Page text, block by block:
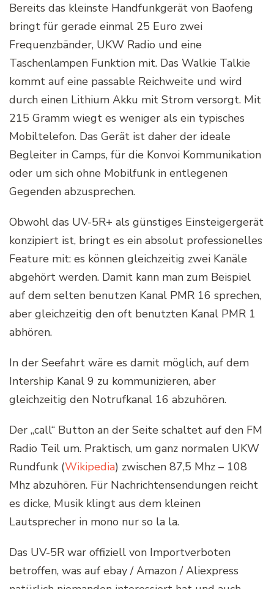
Bereits das kleinste Handfunkgerät von Baofeng
bringt für gerade einmal 25 Euro zwei
Frequenzbänder, UKW Radio und eine
Taschenlampen Funktion mit. Das Walkie Talkie
kommt auf eine passable Reichweite und wird
durch einen Lithium Akku mit Strom versorgt. Mit
215 Gramm wiegt es weniger als ein typisches
Mobiltelefon. Das Gerät ist daher der ideale
Begleiter in Camps, für die Konvoi Kommunikation
oder um sich ohne Mobilfunk in entlegenen
Gegenden abzusprechen.
Obwohl das UV-5R+ als günstiges Einsteigergerät
konzipiert ist, bringt es ein absolut professionelles
Feature mit: es können gleichzeitig zwei Kanäle
abgehört werden. Damit kann man zum Beispiel
auf dem selten benutzen Kanal PMR 16 sprechen,
aber gleichzeitig den oft benutzten Kanal PMR 1
abhören.
In der Seefahrt wäre es damit möglich, auf dem
Intership Kanal 9 zu kommunizieren, aber
gleichzeitig den Notrufkanal 16 abzuhören.
Der „call“ Button an der Seite schaltet auf den FM
Radio Teil um. Praktisch, um ganz normalen UKW
Rundfunk (Wikipedia) zwischen 87,5 Mhz – 108
Mhz abzuhören. Für Nachrichtensendungen reicht
es dicke, Musik klingt aus dem kleinen
Lautsprecher in mono nur so la la.
Das UV-5R war offiziell von Importverboten
betroffen, was auf ebay / Amazon / Aliexpress